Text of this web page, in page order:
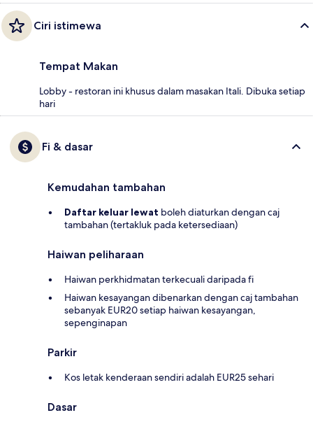
Ciri istimewa
Tempat Makan
Lobby - restoran ini khusus dalam masakan Itali. Dibuka setiap
hari
Fi & dasar
Kemudahan tambahan
Daftar keluar lewat boleh diaturkan dengan caj
tambahan (tertakluk pada ketersediaan)
Haiwan peliharaan
Haiwan perkhidmatan terkecuali daripada fi
Haiwan kesayangan dibenarkan dengan caj tambahan
sebanyak EUR20 setiap haiwan kesayangan,
sepenginapan
Parkir
Kos letak kenderaan sendiri adalah EUR25 sehari
Dasar